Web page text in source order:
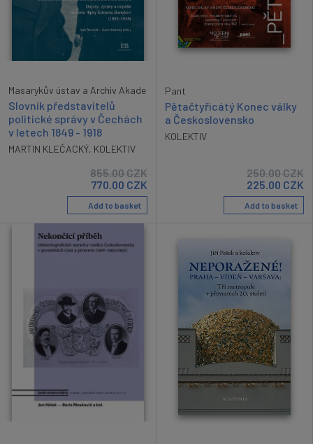
Masarykův ústav a Archiv Akade
Slovník představitelů
politické správy v Čechách
v letech 1849 - 1918
MARTIN KLEČACKÝ, KOLEKTIV
855.00CZK
770.00 CZK
Add to basket
Pant
Pětačtyřicátý Konec války
a Československo
KOLEKTIV
250.00CZK
225.00 CZK
Add to basket